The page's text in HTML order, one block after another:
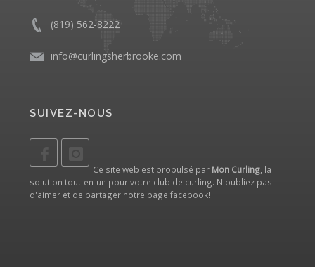
(819) 562-8222
info@curlingsherbrooke.com
SUIVEZ-NOUS
Ce site web est propulsé par Mon Curling , la
solution tout-en-un pour votre club de curling. N'oubliez pas
d'aimer et de partager notre page facebook!